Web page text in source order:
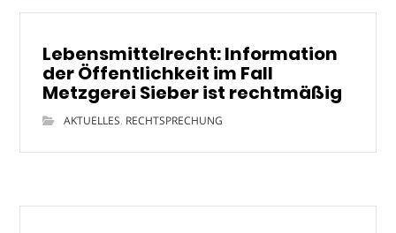
Lebensmittelrecht: Information
der Öffentlichkeit im Fall
Metzgerei Sieber ist rechtmäßig
AKTUELLES, RECHTSPRECHUNG